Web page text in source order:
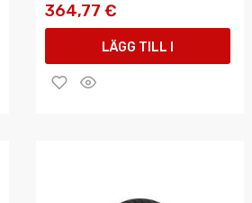
364,77 €
LÄGG TILL I
VARUKORGEN